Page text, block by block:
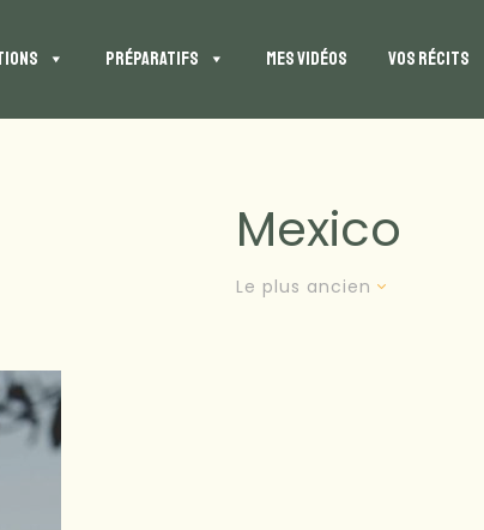
PRÉPARATIFS MES VIDÉOS VOS RÉCITS
Mexico
Le plus ancien